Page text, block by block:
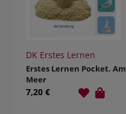
DK Erstes Lernen
Erstes Lernen Pocket. Am
Meer
7,20 €